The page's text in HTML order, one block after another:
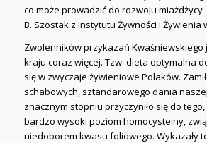
co może prowadzić do rozwoju miażdżycy
B. Szostak z Instytutu Żywności i Żywienia
Zwolenników przykazań Kwaśniewskiego
kraju coraz więcej. Tzw. dieta optymalna
się w zwyczaje żywieniowe Polaków.
schabowych, sztandarowego dania
znacznym stopniu przyczyniło się do tego,
bardzo wysoki poziom homocysteiny,
niedoborem kwasu foliowego. Wykazały